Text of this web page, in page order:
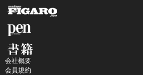
会社概要
会員規約